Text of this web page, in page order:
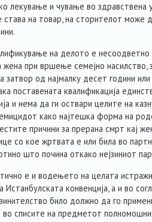
лекување и чување во здравствена
на товар, на сторителот може
на делото е несоодветно
жена при вршење семејно насилство,
затвор од најмалку десет години
поставената квалификација
и нема да ги оствари целите на
како најтешка форма на
причини за прерана смрт кај
со кое жртвата е или била во
што почина откако нејзиниот
е и водењето на целата
конвенција, а и во
било должно да го
во списите на предметот